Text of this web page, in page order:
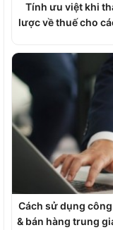
Tính ưu việt khi
lược về thuế cho
Cách sử dụng
& bán hàng trung